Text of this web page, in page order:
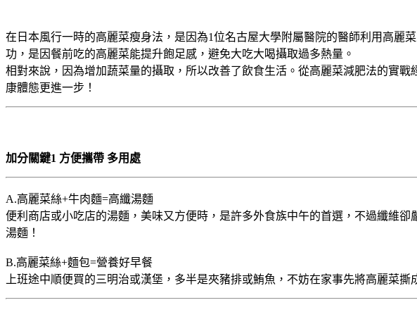
在日本風行一時的高麗菜瘦身法，是因為1位名古屋大學附屬醫院的醫師利用高麗
功，是因餐前吃的高麗菜能提升飽足感，避免大吃大喝攝取過多熱量。
相對來說，因為增加蔬菜量的攝取，所以改善了飲食生活。從高麗菜減肥法的實
康體態更進一步！
加分關鍵1 方便攜帶 多用處
A.高麗菜絲+牛肉麵=高纖湯麵
便利商店或小吃店的湯麵，美味又方便時，是許多外食族中午的首選，不過纖維
湯麵！
B.高麗菜絲+麵包=營養好早餐
上班途中順便買的三明治或漢堡，多半是夾豬排或鮪魚，不妨在家事先將高麗菜